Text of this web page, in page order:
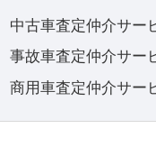
中古車査定仲介サー
事故車査定仲介サー
商用車査定仲介サー